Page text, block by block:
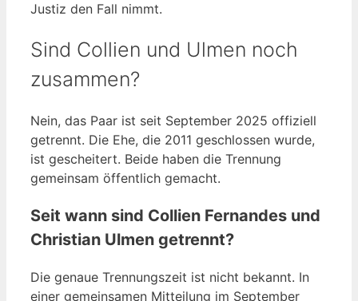
Justiz den Fall nimmt.
Sind Collien und Ulmen noch
zusammen?
Nein, das Paar ist seit September 2025 offiziell
getrennt. Die Ehe, die 2011 geschlossen wurde,
ist gescheitert. Beide haben die Trennung
gemeinsam öffentlich gemacht.
Seit wann sind Collien Fernandes und
Christian Ulmen getrennt?
Die genaue Trennungszeit ist nicht bekannt. In
einer gemeinsamen Mitteilung im September